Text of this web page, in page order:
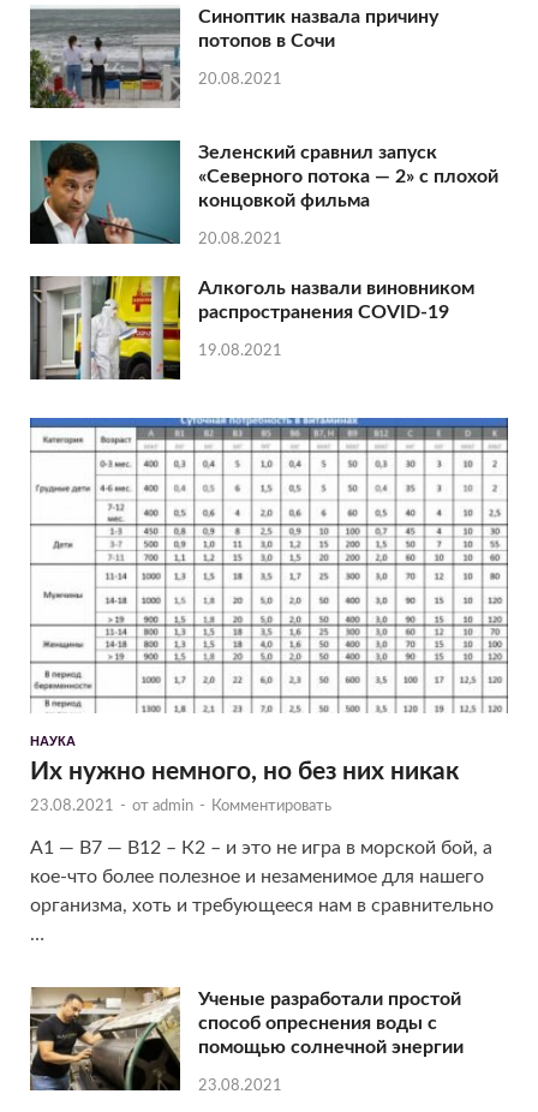
Синоптик назвала причину
потопов в Сочи
20.08.2021
Зеленский сравнил запуск
«Северного потока — 2» с плохой
концовкой фильма
20.08.2021
Алкоголь назвали виновником
распространения COVID-19
19.08.2021
НАУКА
Их нужно немного, но без них никак
23.08.2021 - от admin - Комментировать
А1 — B7 — B12 – К2 – и это не игра в морской бой, а
кое-что более полезное и незаменимое для нашего
организма, хоть и требующееся нам в сравнительно
…
Ученые разработали простой
способ опреснения воды с
помощью солнечной энергии
23.08.2021